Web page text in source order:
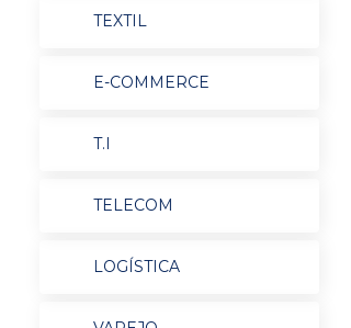
TEXTIL
E-COMMERCE
T.I
TELECOM
LOGÍSTICA